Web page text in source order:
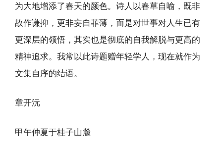
为大地增添了春天的颜色。诗人以春草自喻，既非
故作谦抑，更非妄自菲薄，而是对世事对人生已有
更深层的领悟，其实也是彻底的自我解脱与更高的
精神追求。我常以此诗题赠年轻学人，现在就作为
文集自序的结语。
章开沅
甲午仲夏于桂子山麓